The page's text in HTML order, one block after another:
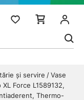
și servire
Vase
Force L1589132,
Thermo-